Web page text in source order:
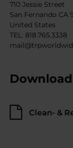
710 Jessie Street
San Fernando CA
United States
TEL: 818.765.3338
Clean- &